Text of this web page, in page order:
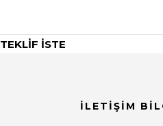
TEKLİF İSTE
İLETİŞİM